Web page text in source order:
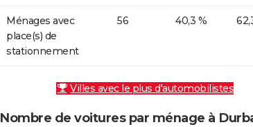
Ménages avec
place(s) de
stationnement
56 40,3 %
Villes avec le plus d'automobilistes
Nombre de voitures par ménage à